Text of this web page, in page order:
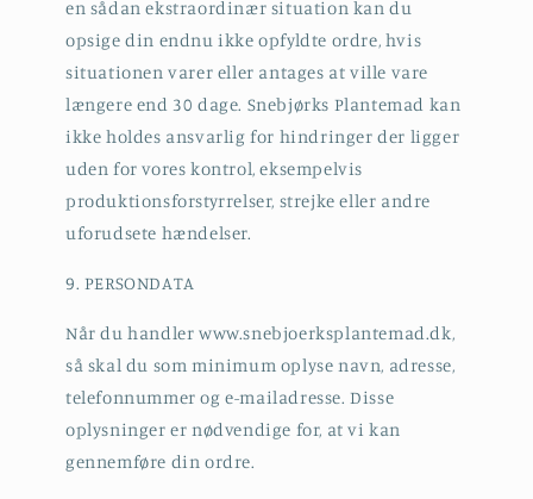
en sådan ekstraordinær situation kan du
opsige din endnu ikke opfyldte ordre, hvis
situationen varer eller antages at ville vare
længere end 30 dage. Snebjørks Plantemad kan
ikke holdes ansvarlig for hindringer der ligger
uden for vores kontrol, eksempelvis
produktionsforstyrrelser, strejke eller andre
uforudsete hændelser.
9. PERSONDATA
Når du handler www.snebjoerksplantemad.dk,
så skal du som minimum oplyse navn, adresse,
telefonnummer og e-mailadresse. Disse
oplysninger er nødvendige for, at vi kan
gennemføre din ordre.